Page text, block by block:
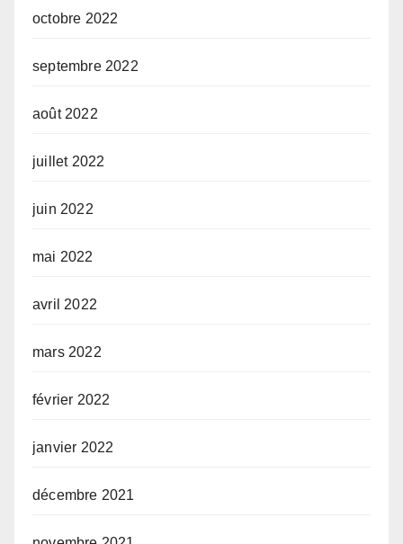
octobre 2022
septembre 2022
août 2022
juillet 2022
juin 2022
mai 2022
avril 2022
mars 2022
février 2022
janvier 2022
décembre 2021